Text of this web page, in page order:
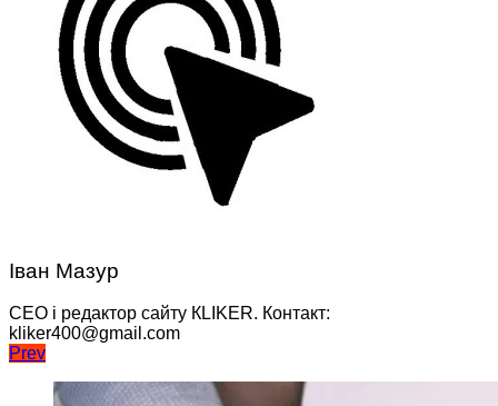
Іван Мазур
CEO і редактор сайту КLIKER. Контакт:
kliker400@gmail.com
Навігація
записів
Prev